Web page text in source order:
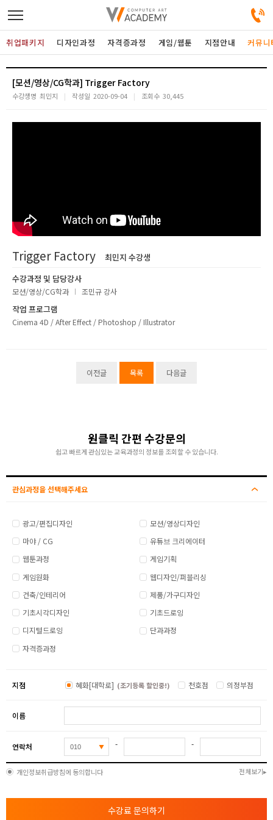
디자인정규과정
커뮤니티
취업패키지
취업지원센터
고객상담센터
취업패키지 디자인과정 자격증과정 게임/웹툰 지점안내 커뮤니
[모션/영상/CG학과] Trigger Factory
수강생명 최민지 작성일 2020-09-04 조회수 30,445
Trigger Factory
최민지 수강생
수강과정 및 담당강사
모션/영상/CG학과 조민규 강사
작업 프로그램
Cinema 4D / After Effect / Photoshop / Illustrator
이전글 목록 다음글
원클릭 간편 수강문의
쉽고 빠르게 관심있는 교육과정의 정보를 조회할 수 있습니다.
관심과정을 선택해주세요
광고/편집디자인
모션/영상디자인
마야 / CG
유튜브 크리에이터
웹툰과정
게임기획
게임원화
웹디자인/퍼블리싱
건축/인테리어
제품/가구디자인
기초시각디자인
기초드로잉
디지털드로잉
단과과정
자격증과정
지점 혜화[대학로] (조기등록 할인중!) 천호점 의정부점
이름
연락처 - -
개인정보취급방침에 동의합니다 전체보기
수강료 문의하기